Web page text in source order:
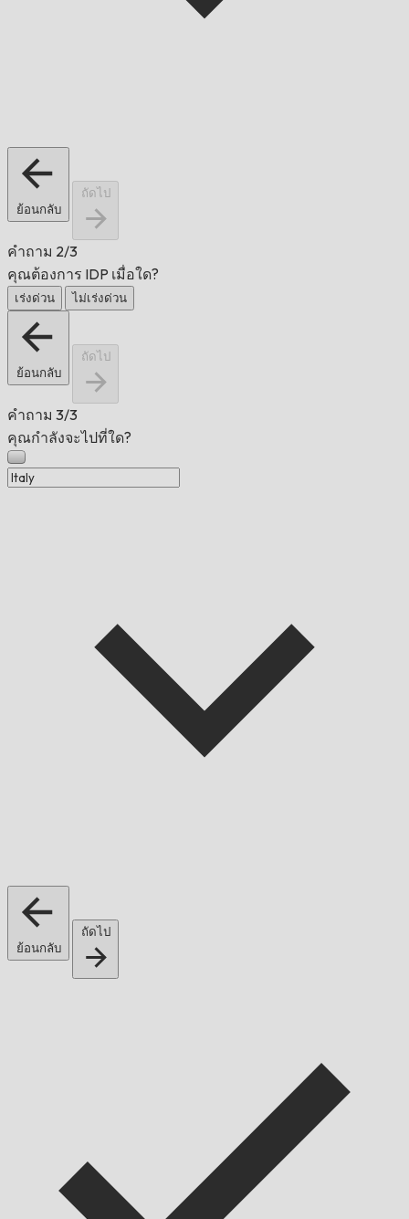
ย้อนกลับ
ถัดไป
คำถาม 2/3
คุณต้องการ IDP เมื่อใด?
เร่งด่วน ไม่เร่งด่วน
ย้อนกลับ
ถัดไป
คำถาม 3/3
คุณกำลังจะไปที่ใด?
ย้อนกลับ
ถัดไป